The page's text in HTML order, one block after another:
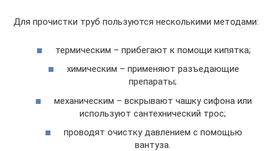
Для прочистки труб пользуются несколькими методами:
термическим – прибегают к помощи кипятка;
химическим – применяют разъедающие
препараты;
механическим – вскрывают чашку сифона или
используют сантехнический трос;
проводят очистку давлением с помощью
вантуза.